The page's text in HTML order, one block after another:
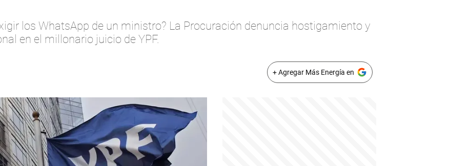
los WhatsApp de un ministro? La Procuración denuncia hostigamiento y
en el millonario juicio de YPF.
+ Agregar Más Energía en